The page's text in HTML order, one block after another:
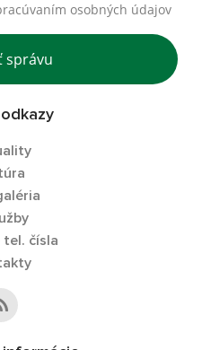
osobných údajov
správu
tel. čísla